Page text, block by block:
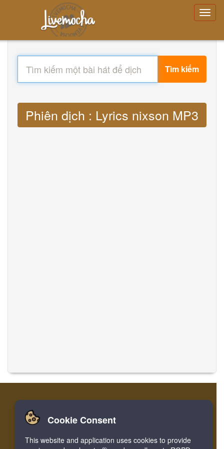
Tìm kiếm
Phiên dịch : Lyrics nixson MP3
Nhà Đăng nhập Ghi danh
Facebook Twitter Bookmark
Cookie Consent
This website and application uses cookies to provide